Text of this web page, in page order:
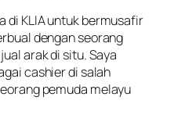
di KLIA untuk bermusafir
dengan seorang
arak di situ. Saya
cashier di salah
pemuda melayu